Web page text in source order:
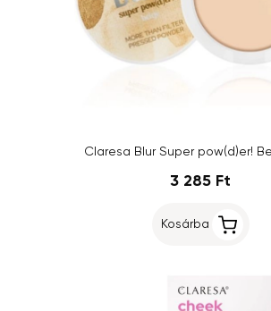
Claresa Blur Super pow(d)er!
3 285 Ft
Kosárba